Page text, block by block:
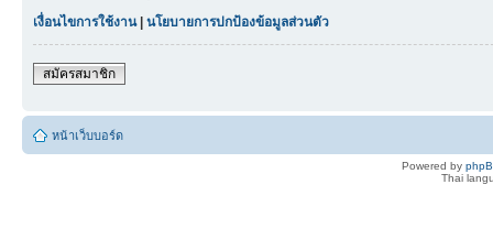
เงื่อนไขการใช้งาน| นโยบายการปกป้องข้อมูลส่วนตัว
สมัครสมาชิก
หน้าเว็บบอร์ด
Powered by
Thai